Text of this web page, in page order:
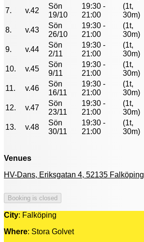
7.
v.42
Sön
19/10
19:30 -
21:00
(1t,
30m)
8.
v.43
Sön
26/10
19:30 -
21:00
(1t,
30m)
9.
v.44
Sön
2/11
19:30 -
21:00
(1t,
30m)
10.
v.45
Sön
9/11
19:30 -
21:00
(1t,
30m)
11.
v.46
Sön
16/11
19:30 -
21:00
(1t,
30m)
12.
v.47
Sön
23/11
19:30 -
21:00
(1t,
30m)
13.
v.48
Sön
30/11
19:30 -
21:00
(1t,
30m)
Venues
HV-Dans, Eriksgatan 4, 52135 Falköping
City: Falköping
Where: Stora Golvet